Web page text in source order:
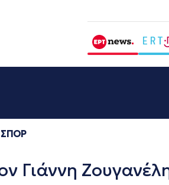
ΣΠΟΡ
Γιάννη